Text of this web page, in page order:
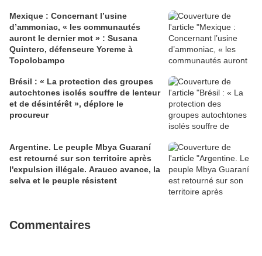
Mexique : Concernant l’usine
d’ammoniac, « les communautés
auront le dernier mot » : Susana
Quintero, défenseure Yoreme à
Topolobampo
Brésil : « La protection des groupes
autochtones isolés souffre de lenteur
et de désintérêt », déplore le
procureur
Argentine. Le peuple Mbya Guaraní
est retourné sur son territoire après
l'expulsion illégale. Arauco avance, la
selva et le peuple résistent
Commentaires